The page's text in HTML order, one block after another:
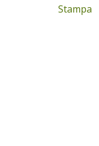
Stampa